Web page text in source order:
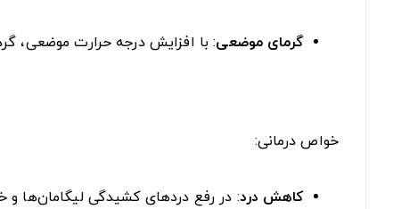
گرمای موضعی: با افزایش درجه حرارت موضعی،
خواص درمانی:
کاهش درد: در رفع دردهای کشیدگی لیگامان‌ها